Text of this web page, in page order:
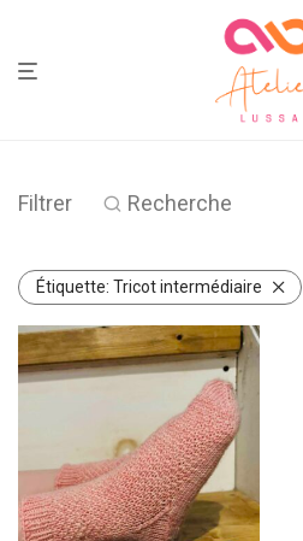
Filtrer Recherche
Étiquette: Tricot intermédiaire